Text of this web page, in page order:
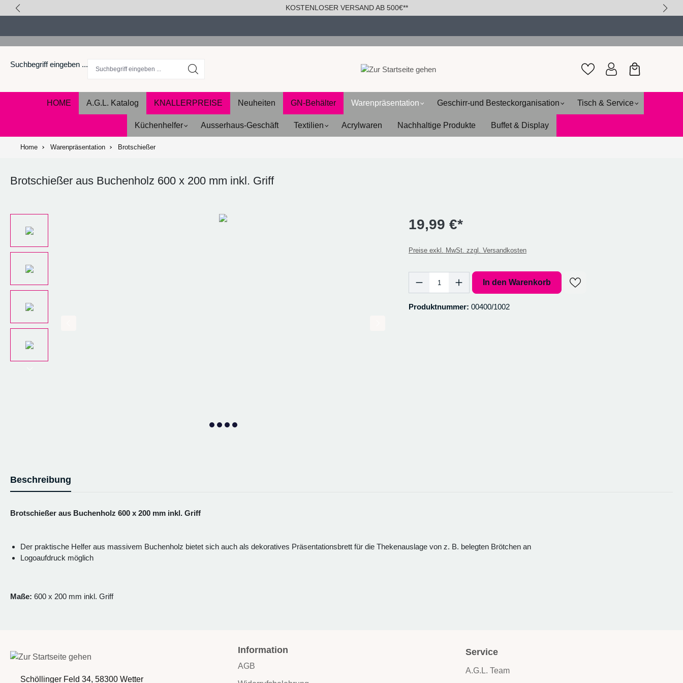
KOSTENLOSER VERSAND AB 500€**
Suchbegriff eingeben ...
HOME A.G.L. Katalog KNALLERPREISE Neuheiten GN-Behälter Warenpräsentation Geschirr-und Besteckorganisation Tisch & Service
Küchenhelfer Ausserhaus-Geschäft Textilien Acrylwaren Nachhaltige Produkte Buffet & Display
Home Warenpräsentation Brotschießer
Brotschießer aus Buchenholz 600 x 200 mm inkl. Griff
19,99 €*
Preise exkl. MwSt. zzgl. Versandkosten
Produkt Anzahl: Gib den gewünschten Wert ein oder benutze die Schaltflächen
In den Warenkorb
Produktnummer: 00400/1002
Beschreibung
Brotschießer aus Buchenholz 600 x 200 mm inkl. Griff
Der praktische Helfer aus massivem Buchenholz bietet sich auch als dekoratives Präsentationsbrett für die Thekenauslage von z. B. belegten Brötchen an
Logoaufdruck möglich
Maße: 600 x 200 mm inkl. Griff
Schöllinger Feld 34, 58300 Wetter
Information
AGB
Service
A.G.L. Team